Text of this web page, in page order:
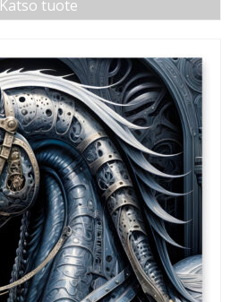
Katso tuote